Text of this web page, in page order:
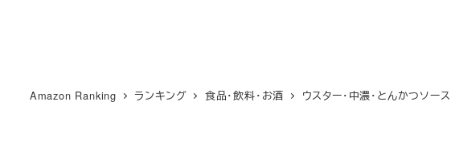
Amazon Ranking ランキング 食品・飲料・お酒 ウスター・中濃・とんかつソース